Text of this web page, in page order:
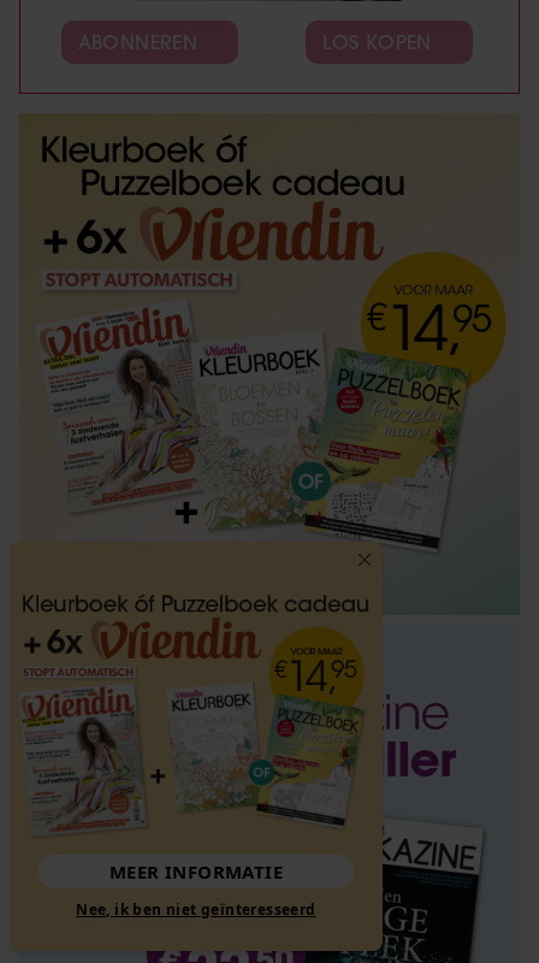
ABONNEREN LOS KOPEN
MEER INFORMATIE
Nee, ik ben niet geïnteresseerd